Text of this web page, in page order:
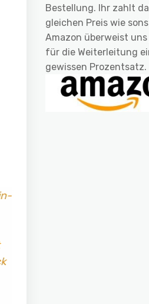
Bestellung. Ihr zahlt
gleichen Preis wie
Amazon überweist
für die Weiterleitung
gewissen Prozentsatz.